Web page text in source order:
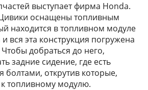
выступает фирма Honda.
оснащены топливным
находится в топливном модуле
вся эта конструкция погружена
добраться до него,
задние сидение, где есть
болтами, открутив которые,
топливному модулю.